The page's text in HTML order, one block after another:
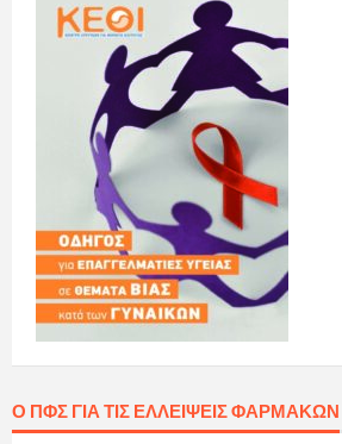
Ο ΠΦΣ ΓΙΑ ΤΙΣ ΕΛΛΕΊΨΕΙΣ ΦΑΡΜΆΚΩΝ